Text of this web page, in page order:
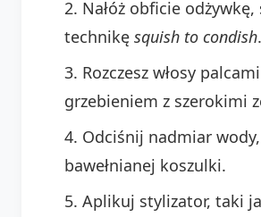
Nałóż obficie
technikę squish to condish.
Rozczesz włosy
grzebieniem z szerokimi
Odciśnij nadmiar
bawełnianej koszulki.
Aplikuj stylizator, taki